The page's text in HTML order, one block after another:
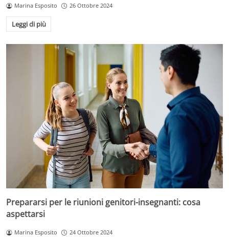
Marina Esposito 26 Ottobre 2024
Leggi di più
Prepararsi per le riunioni genitori-insegnanti: cosa
aspettarsi
Marina Esposito 24 Ottobre 2024